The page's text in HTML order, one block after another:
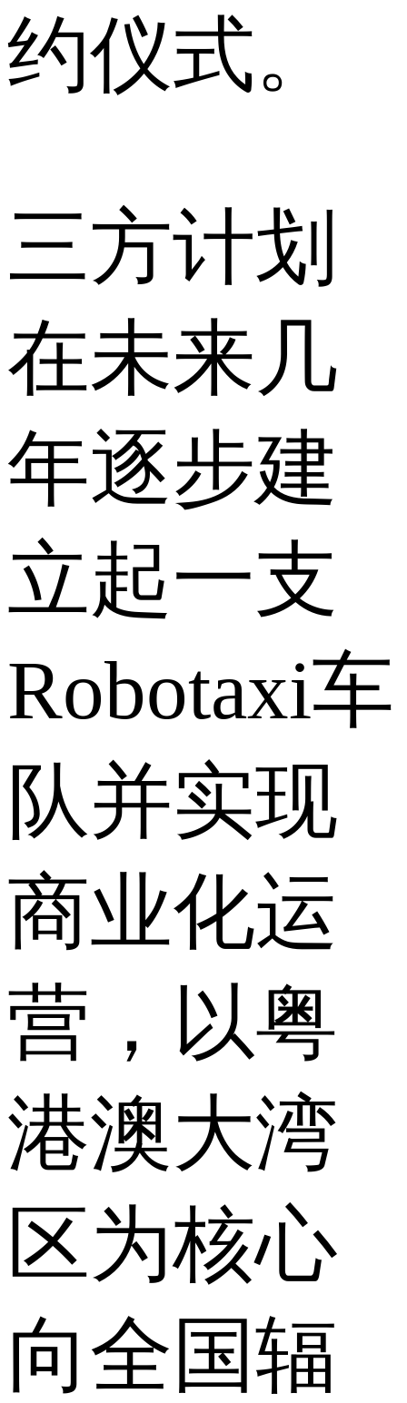
约仪式。
三方计划
在未来几
年逐步建
立起一支
Robotaxi车
队并实现
商业化运
营，以粤
港澳大湾
区为核心
向全国辐